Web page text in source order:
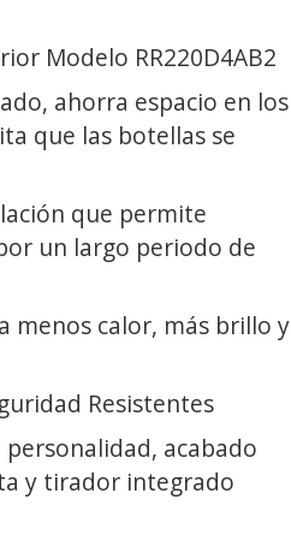
Modelo RR220D4AB2
ahorra espacio en los
que las botellas se
que permite
un largo periodo de
menos calor, más brillo y
Resistentes
acabado
y tirador integrado